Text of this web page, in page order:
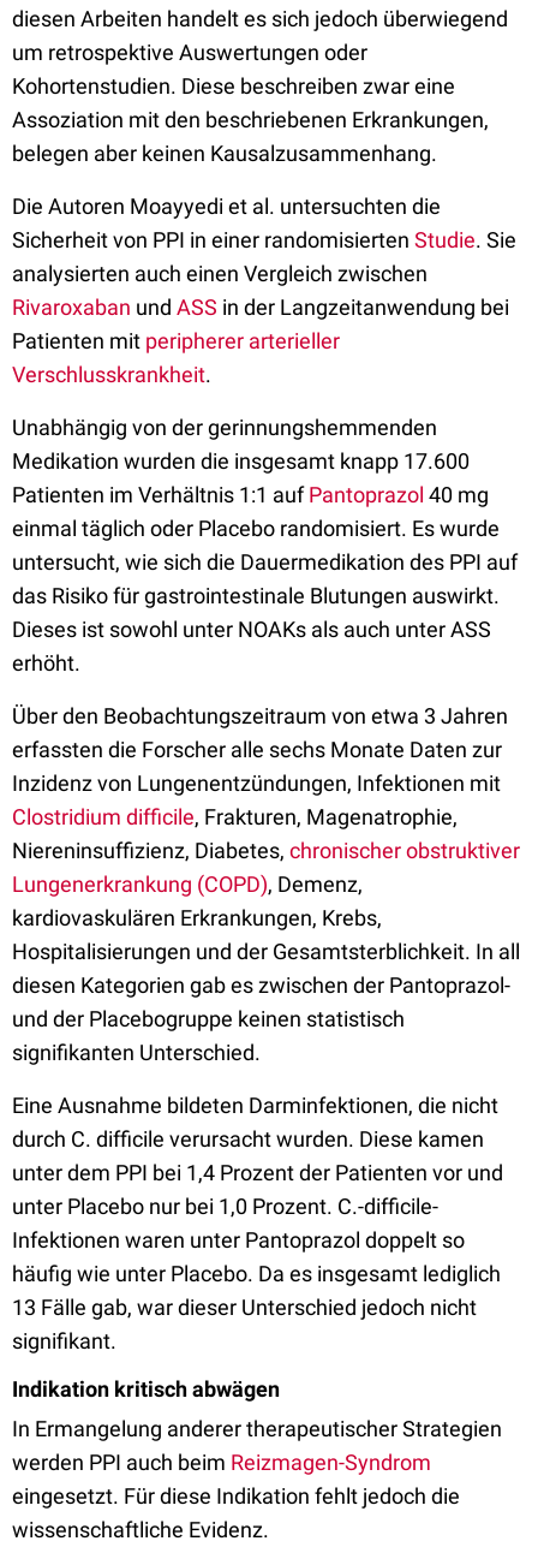
diesen Arbeiten handelt es sich jedoch überwiegend
um retrospektive Auswertungen oder
Kohortenstudien. Diese beschreiben zwar eine
Assoziation mit den beschriebenen Erkrankungen,
belegen aber keinen Kausalzusammenhang.
Die Autoren Moayyedi et al. untersuchten die
Sicherheit von PPI in einer randomisierten Studie. Sie
analysierten auch einen Vergleich zwischen
Rivaroxaban und ASS in der Langzeitanwendung bei
Patienten mit peripherer arterieller
Verschlusskrankheit.
Unabhängig von der gerinnungshemmenden
Medikation wurden die insgesamt knapp 17.600
Patienten im Verhältnis 1:1 aufPantoprazol 40 mg
einmal täglich oder Placebo randomisiert. Es wurde
untersucht, wie sich die Dauermedikation des PPI auf
das Risiko für gastrointestinale Blutungen auswirkt.
Dieses ist sowohl unter NOAKs als auch unter ASS
erhöht.
Über den Beobachtungszeitraum von etwa 3 Jahren
erfassten die Forscher alle sechs Monate Daten zur
Inzidenz von Lungenentzündungen, Infektionen mit
Clostridium difficile, Frakturen, Magenatrophie,
Niereninsuffizienz, Diabetes, chronischer obstruktiver
Lungenerkrankung (COPD), Demenz,
kardiovaskulären Erkrankungen, Krebs,
Hospitalisierungen und der Gesamtsterblichkeit. In all
diesen Kategorien gab es zwischen der Pantoprazol-
und der Placebogruppe keinen statistisch
signifikanten Unterschied.
Eine Ausnahme bildeten Darminfektionen, die nicht
durch C. difficile verursacht wurden. Diese kamen
unter dem PPI bei 1,4 Prozent der Patienten vor und
unter Placebo nur bei 1,0 Prozent. C.-difficile-
Infektionen waren unter Pantoprazol doppelt so
häufig wie unter Placebo. Da es insgesamt lediglich
13 Fälle gab, war dieser Unterschied jedoch nicht
signifikant.
Indikation kritisch abwägen
In Ermangelung anderer therapeutischer Strategien
werden PPI auch beim Reizmagen-Syndrom
eingesetzt. Für diese Indikation fehlt jedoch die
wissenschaftliche Evidenz.